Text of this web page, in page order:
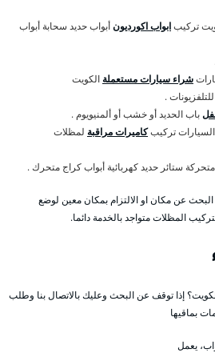
تركيبابواب اكورديونأبواب حديد سحابة أبواب
شراء سيارات مستعملة الكويت
.
باب الحديد أو خشب أو ألمنيويوم .
تركيبكاميرات مراقبة لمظلات
ستائر حديد كهربائية أبواب كراج متحرك .
عن مكان او الالتزام بمكان معين لوضع
المظلات متواجد بالخدمة دائما.
إذا توقف عن البحث وعليك بالاتصال بنا وطلب
بماقيها
يعمل